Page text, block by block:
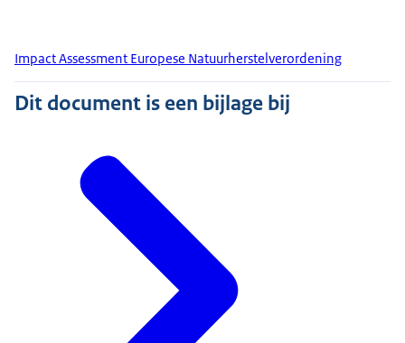
Impact Assessment Europese Natuurherstelverordening
Dit document is een bijlage bij